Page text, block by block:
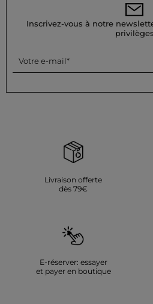
Inscrivez-vous à notre
privilèges
Votre e-mail
Livraison offerte
dès 79€
E-réserver: essayer
et payer en boutique